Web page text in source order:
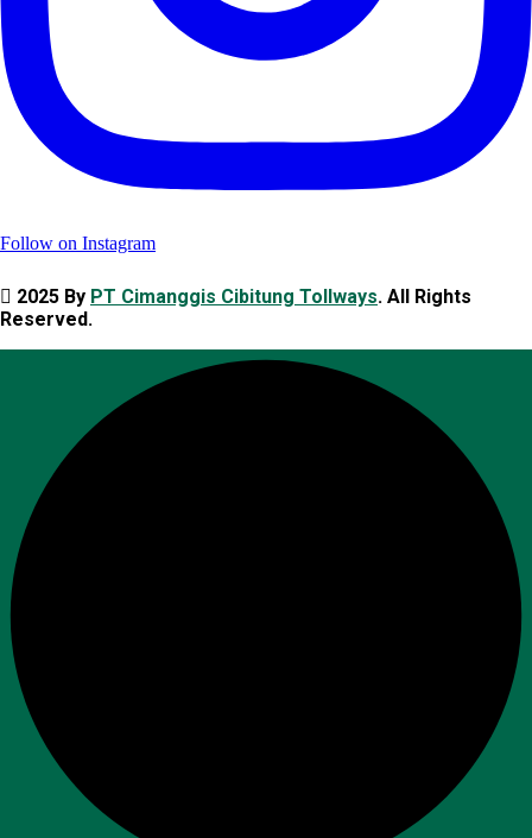
Follow on Instagram
2025 By PT Cimanggis Cibitung Tollways. All Rights
Reserved.